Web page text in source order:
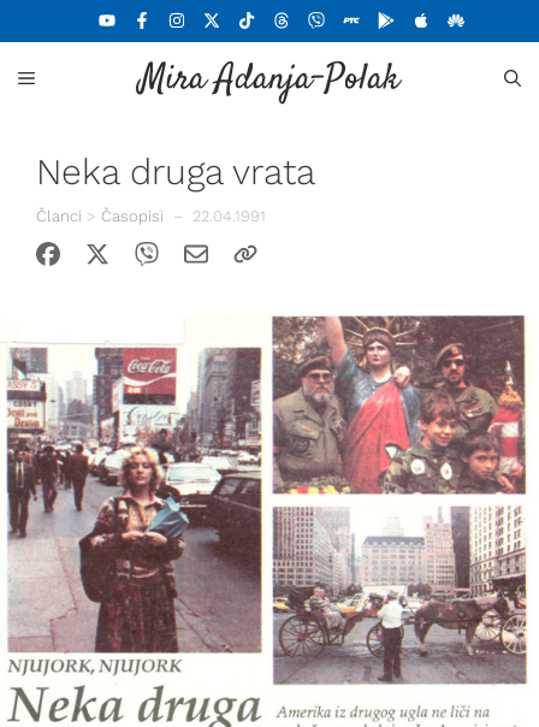
na
sadržaj
Mira Adanja-Polak
MENU
Neka druga vrata
Članci > Časopisi – 22.04.1991